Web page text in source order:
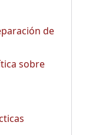
de
sobre